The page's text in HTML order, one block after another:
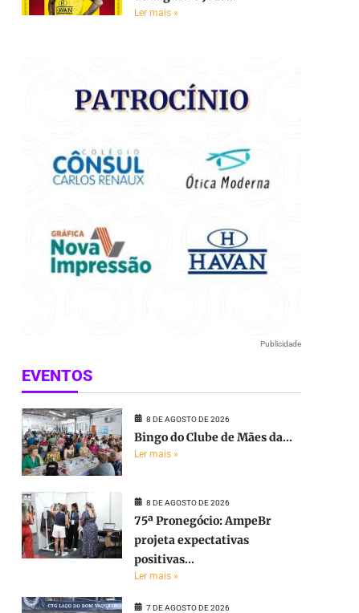
Ler mais »
Publicidade
EVENTOS
8 DE AGOSTO DE 2026
Bingo do Clube de Mães da...
Ler mais »
8 DE AGOSTO DE 2026
75ª Pronegócio: AmpeBr
projeta expectativas
positivas...
Ler mais »
7 DE AGOSTO DE 2026